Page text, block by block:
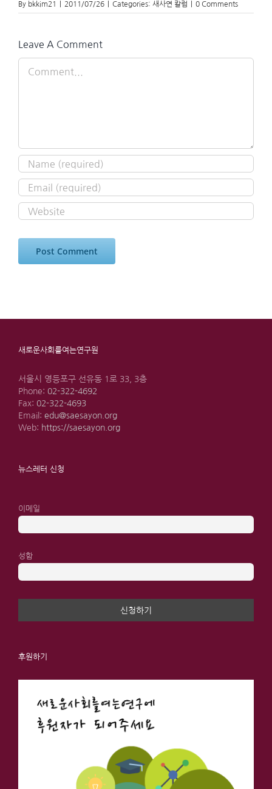
By bkkim21 2011/07/26 Categories: 새사연 칼럼 0 Comments
Leave A Comment
새로운사회를여는연구원
서울시 영등포구 선유동 1로 33, 3층
Phone: 02-322-4692
Fax: 02-322-4693
Email: edu@saesayon.org
Web: https://saesayon.org
뉴스레터 신청
이메일
성함
후원하기